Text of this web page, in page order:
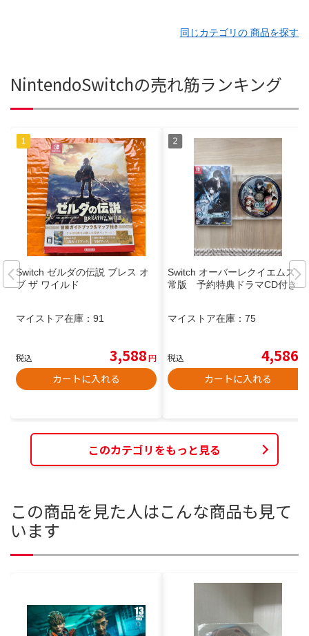
同じカテゴリの 商品を探す
NintendoSwitchの売れ筋ランキング
Switch ゼルダの伝説 ブレス オ
ブ ザ ワイルド
マイストア在庫： 91
税込 3,588円
カートに入れる
Switch オーバーレクイエムズ 通
常版 予約特典ドラマCD付き
マイストア在庫： 75
税込 4,586
カートに入れる
このカテゴリをもっと見る
この商品を見た人はこんな商品も見て
います